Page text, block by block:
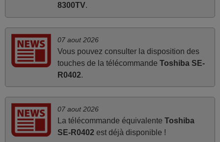
attend la réception Encore merci
juin 2026
Joel,
8300TV.
07 aout 2026
Vous pouvez consulter la disposition des
touches de la télécommande Toshiba SE-
R0402.
07 aout 2026
La télécommande équivalente Toshiba
SE-R0402 est déjà disponible !